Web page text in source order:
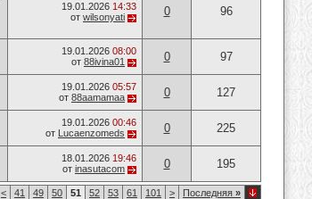
19.01.2026 14:33
от wilsonyati 0 96
19.01.2026 08:00
от 88ivina01 0 97
19.01.2026 05:57
от 88aamamaa 0 127
19.01.2026 00:46
от Lucaenzomeds 0 225
18.01.2026 19:46
от inasutacom 0 195
< 41 49 50 51 52 53 61 101 > Последняя »